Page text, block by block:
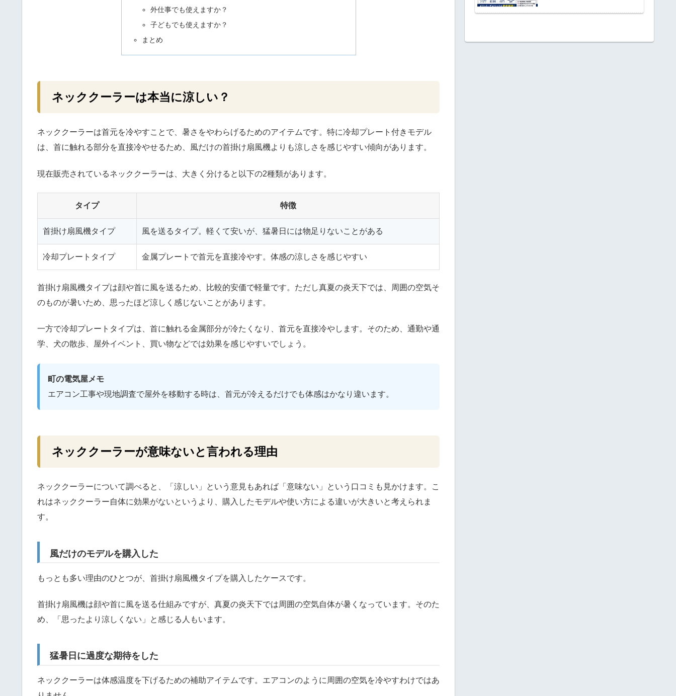
外仕事でも使えますか？
子どもでも使えますか？
まとめ
ネッククーラーは本当に涼しい？
ネッククーラーは首元を冷やすことで、暑さをやわらげるためのアイテムです。特に冷却プレート付きモデル
は、首に触れる部分を直接冷やせるため、風だけの首掛け扇風機よりも涼しさを感じやすい傾向があります。
現在販売されているネッククーラーは、大きく分けると以下の2種類があります。
タイプ 特徴
首掛け扇風機タイプ 風を送るタイプ。軽くて安いが、猛暑日には物足りないことがある
冷却プレートタイプ 金属プレートで首元を直接冷やす。体感の涼しさを感じやすい
首掛け扇風機タイプは顔や首に風を送るため、比較的安価で軽量です。ただし真夏の炎天下では、周囲の空気そ
のものが暑いため、思ったほど涼しく感じないことがあります。
一方で冷却プレートタイプは、首に触れる金属部分が冷たくなり、首元を直接冷やします。そのため、通勤や通
学、犬の散歩、屋外イベント、買い物などでは効果を感じやすいでしょう。
町の電気屋メモ
エアコン工事や現地調査で屋外を移動する時は、首元が冷えるだけでも体感はかなり違います。
ネッククーラーが意味ないと言われる理由
ネッククーラーについて調べると、「涼しい」という意見もあれば「意味ない」という口コミも見かけます。こ
れはネッククーラー自体に効果がないというより、購入したモデルや使い方による違いが大きいと考えられま
す。
風だけのモデルを購入した
もっとも多い理由のひとつが、首掛け扇風機タイプを購入したケースです。
首掛け扇風機は顔や首に風を送る仕組みですが、真夏の炎天下では周囲の空気自体が暑くなっています。そのた
め、「思ったより涼しくない」と感じる人もいます。
猛暑日に過度な期待をした
ネッククーラーは体感温度を下げるための補助アイテムです。エアコンのように周囲の空気を冷やすわけではあ